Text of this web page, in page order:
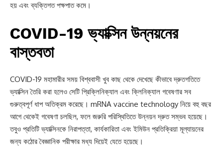
হয় এবং ব্যক্তিগত পক্ষপাত কমে।
COVID-19 ভ্যাক্সিন উন্নয়নের
বাস্তবতা
COVID-19 মহামারীর সময় বিশ্ববাসী খুব কাছ থেকে দেখেছে কীভাবে দ্রুতগতিতে
ভ্যাক্সিন তৈরি করা হলেও সেটি প্রিক্লিনিক্যাল এবং ক্লিনিক্যাল গবেষণার সব
গুরুত্বপূর্ণ ধাপ অতিক্রম করেছে। mRNA vaccine technology নিয়ে বহু বছর
আগে থেকেই গবেষণা চলছিল, ফলে জরুরি পরিস্থিতিতে উন্নয়ন দ্রুত সম্ভব হয়েছে।
তবুও প্রতিটি ভ্যাক্সিনকে নিরাপত্তা, কার্যকারিতা এবং ইমিউন প্রতিক্রিয়া মূল্যায়নের
জন্য কঠোর বৈজ্ঞানিক পরীক্ষার মধ্য দিয়েই যেতে হয়েছে।